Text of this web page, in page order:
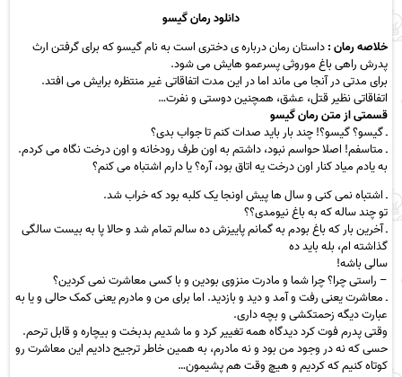
دانلود رمان گیسو
خلاصه رمان :داستان رمان درباره ی دختری است به نام گیسو که برای گرفتن ارث
پدرش راهی باغ موروثی پسرعمو هایش می شود.
برای مدتی در آنجا می ماند اما در این مدت اتفاقاتی غیر منتظره برایش می افتد.
اتفاقاتی نظیر قتل، عشق، همچنین دوستی و نفرت…
قسمتی از متن رمان گیسو
ـ گیسو؟ گیسو؟! چند بار باید صدات کنم تا جواب بدی؟
ـ متاسفم! اصلا حواسم نبود، داشتم به اون طرف رودخانه و اون درخت نگاه می کردم.
به یادم میاد کنار اون درخت یه اتاق بود، آره؟ یا دارم اشتباه می کنم؟
ـ اشتباه نمی کنی و سال ها پیش اونجا یک کلبه بود که خراب شد.
تو چند ساله که به باغ نیومدی؟؟
ـ آخرین بار که باغ بودم به گمانم پاییزش ده سالم تمام شد و حالا پا به بیست سالگی
گذاشته ام، بله باید ده
سالی باشه!
– راستی چرا؟ چرا شما و مادرت منزوی بودین و با کسی معاشرت نمی کردین؟
ـ معاشرت یعنی رفت و آمد و دید و بازدید. اما برای من و مادرم یعنی کمک حالی و یا به
عبارت دیگه زحمتکشی و بچه داری.
وقتی پدرم فوت کرد دیدگاه همه تغییر کرد و ما شدیم بدبخت و بیچاره و قابل ترحم.
حسی که نه در وجود من بود و نه مادرم، به همین خاطر ترجیح دادیم این معاشرت رو
کوتاه کنیم که کردیم و هیچ وقت هم پشیمون…